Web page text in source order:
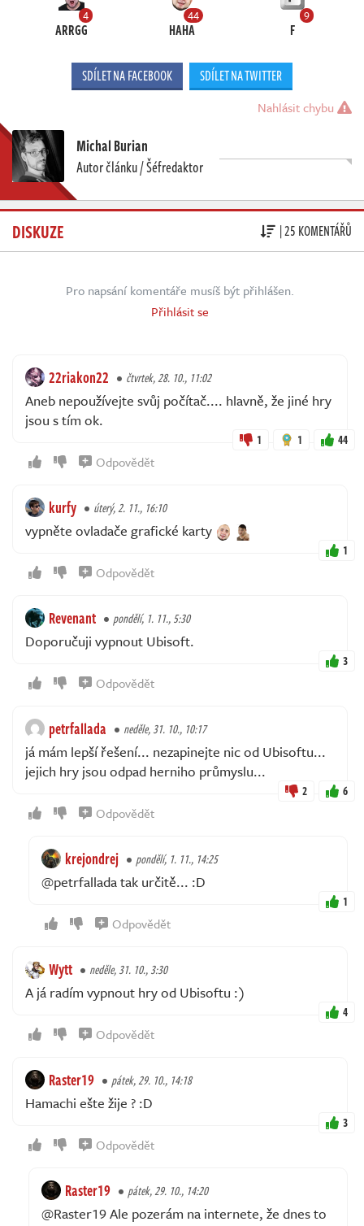
4
ARRGG
44
HAHA
9
F
SDÍLET NA FACEBOOK SDÍLET NA TWITTER
Nahlásit chybu
Michal Burian
Autor článku / Šéfredaktor
DISKUZE | 25 KOMENTÁŘŮ
Pro napsání komentáře musíš být přihlášen.
Přihlásit se
22riakon22 čtvrtek, 28. 10., 11:02
Aneb nepoužívejte svůj počítač.... hlavně, že jiné hry
jsou s tím ok.
1 1 44
Odpovědět
kurfy úterý, 2. 11., 16:10
vypněte ovladače grafické karty
1
Odpovědět
Revenant pondělí, 1. 11., 5:30
Doporučuji vypnout Ubisoft.
3
Odpovědět
petrfallada neděle, 31. 10., 10:17
já mám lepší řešení... nezapinejte nic od Ubisoftu...
jejich hry jsou odpad herniho průmyslu...
2 6
Odpovědět
krejondrej pondělí, 1. 11., 14:25
@petrfallada tak určitě... :D
1
Odpovědět
Wytt neděle, 31. 10., 3:30
A já radím vypnout hry od Ubisoftu :)
4
Odpovědět
Raster19 pátek, 29. 10., 14:18
Hamachi ešte žije ? :D
3
Odpovědět
Raster19 pátek, 29. 10., 14:20
@Raster19 Ale pozerám na internete, že dnes to